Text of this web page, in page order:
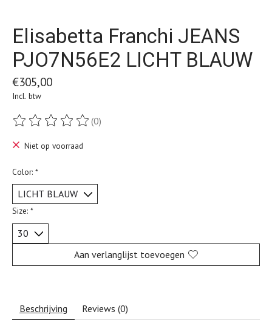
Elisabetta Franchi JEANS
PJO7N56E2 LICHT BLAUW
€305,00
Incl. btw
De beoordeling van dit product is
(0)
Niet op voorraad
Color: *
Size: *
Aan verlanglijst toevoegen
Beschrijving Reviews (0)